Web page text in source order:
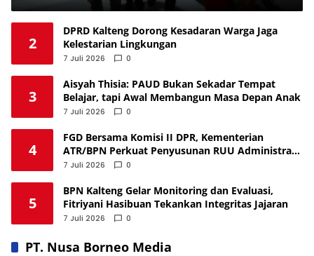
2
DPRD Kalteng Dorong Kesadaran Warga Jaga
Kelestarian Lingkungan
7 Juli 2026 0
3
Aisyah Thisia: PAUD Bukan Sekadar Tempat
Belajar, tapi Awal Membangun Masa Depan Anak
7 Juli 2026 0
4
FGD Bersama Komisi II DPR, Kementerian
ATR/BPN Perkuat Penyusunan RUU Administrasi
Pertanahan
7 Juli 2026 0
5
BPN Kalteng Gelar Monitoring dan Evaluasi,
Fitriyani Hasibuan Tekankan Integritas Jajaran
7 Juli 2026 0
PT. Nusa Borneo Media